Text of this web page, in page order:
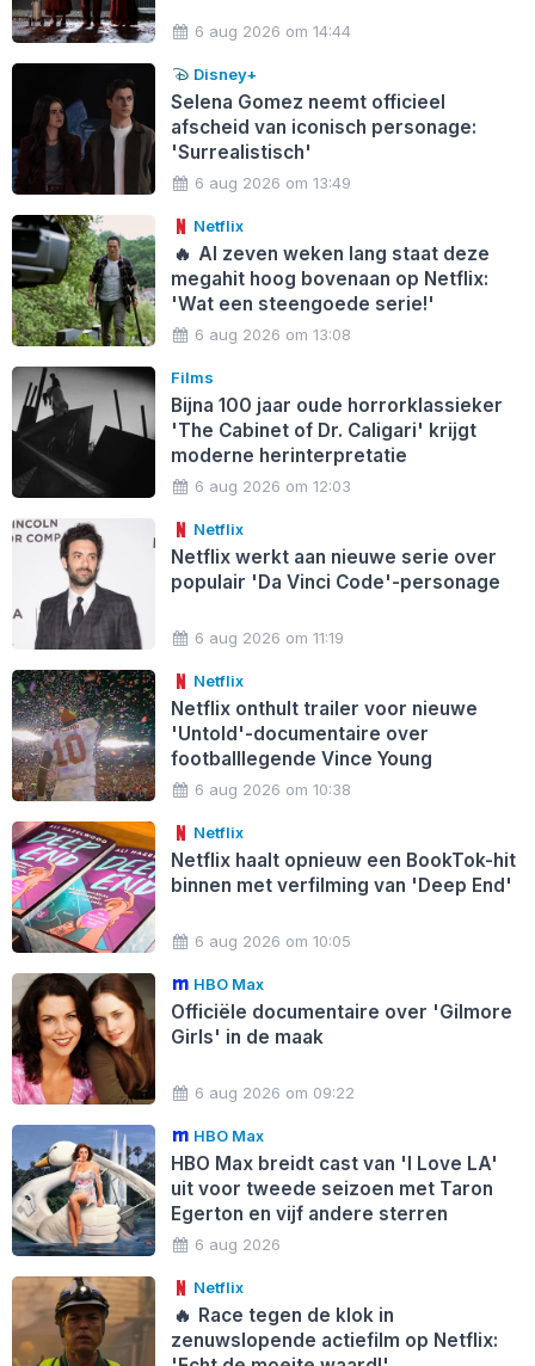
6 aug 2026 om 14:44
Disney+
Selena Gomez neemt officieel
afscheid van iconisch personage:
'Surrealistisch'
6 aug 2026 om 13:49
Netflix
🔥 Al zeven weken lang staat deze
megahit hoog bovenaan op Netflix:
'Wat een steengoede serie!'
6 aug 2026 om 13:08
Films
Bijna 100 jaar oude horrorklassieker
'The Cabinet of Dr. Caligari' krijgt
moderne herinterpretatie
6 aug 2026 om 12:03
Netflix
Netflix werkt aan nieuwe serie over
populair 'Da Vinci Code'-personage
6 aug 2026 om 11:19
Netflix
Netflix onthult trailer voor nieuwe
'Untold'-documentaire over
footballlegende Vince Young
6 aug 2026 om 10:38
Netflix
Netflix haalt opnieuw een BookTok-hit
binnen met verfilming van 'Deep End'
6 aug 2026 om 10:05
HBO Max
Officiële documentaire over 'Gilmore
Girls' in de maak
6 aug 2026 om 09:22
HBO Max
HBO Max breidt cast van 'I Love LA'
uit voor tweede seizoen met Taron
Egerton en vijf andere sterren
6 aug 2026
Netflix
🔥 Race tegen de klok in
zenuwslopende actiefilm op Netflix: